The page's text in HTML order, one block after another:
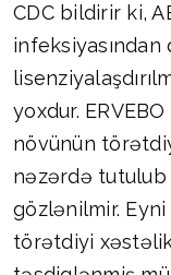
CDC bildirir ki,
yoxdur.
növünün
nəzərdə tutulub
gözlənilmir.
törətdiyi